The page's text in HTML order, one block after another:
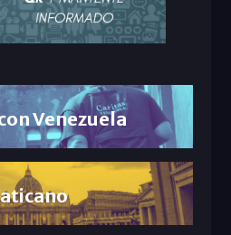
Venezuela